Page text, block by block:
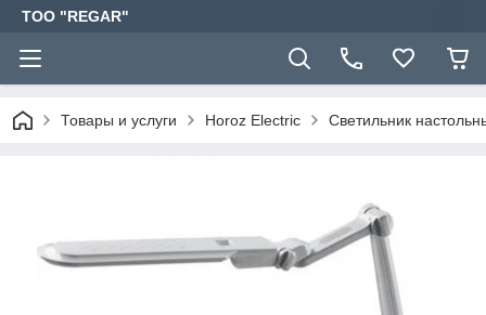
TOO "REGAR"
Товары и услуги Horoz Electric Светильник